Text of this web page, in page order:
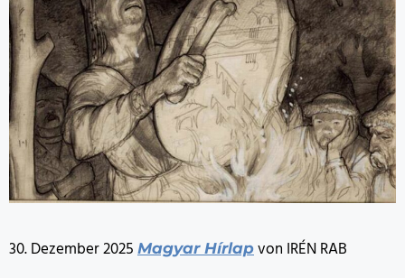
30. Dezember 2025 Magyar Hírlap von IRÉN RAB